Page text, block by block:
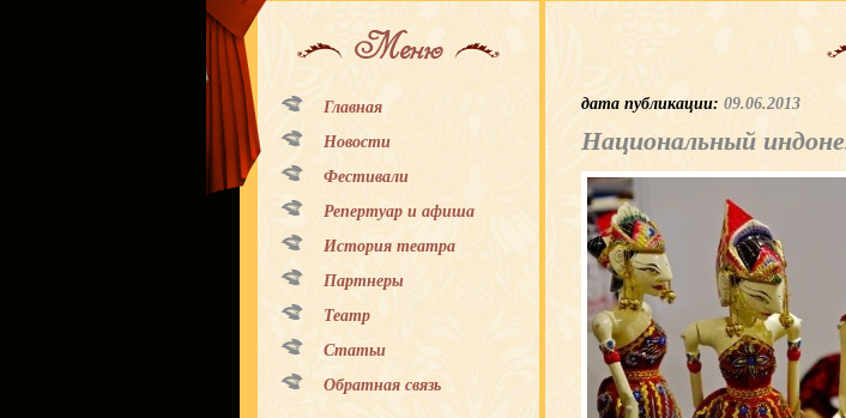
Меню
Главная
Новости
Фестивали
Репертуар и афиша
История театра
Партнеры
Театр
Статьи
Обратная связь
дата публикации: 09.06.2013
Национальный